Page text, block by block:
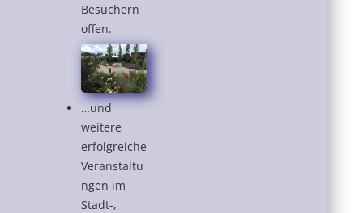
Besuchern
offen.
…und
weitere
erfolgreiche
Veranstaltu
ngen im
Stadt-,